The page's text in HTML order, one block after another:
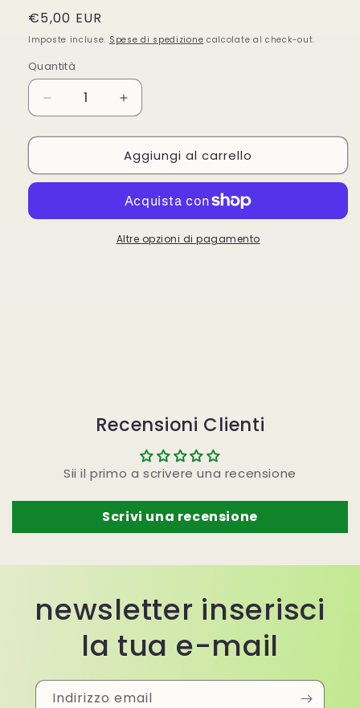
Prezzo
di
€5,00 EUR
Imposte incluse. Spese di spedizione calcolate al check-out.
Quantità
Quantità
Diminuisci
quantità
per
Lipliner
Matita
Aumenta
quantità
per
Deborah
Lipliner
180
Matita
Labbra
Aggiungi al carrello
Altre opzioni di pagamento
Recensioni Clienti
Sii il primo a scrivere una recensione
Scrivi una recensione
newsletter inserisci
la tua e-mail
Indirizzo email